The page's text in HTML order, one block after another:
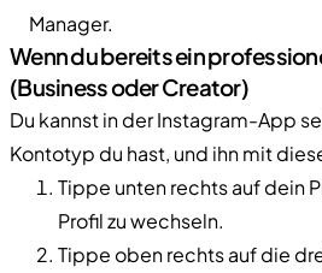
Manager.
Wenn du bereits ein
(Business oder Creator)
Du kannst in der Instagram-App
Kontotyp du hast, und ihn mit
Tippe unten rechts auf dein
Profil zu wechseln.
Tippe oben rechts auf die